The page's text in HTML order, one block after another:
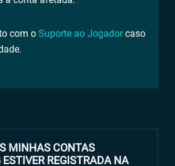
com o Suporte ao Jogadorcaso
MINHAS CONTAS
REGISTRADA NA